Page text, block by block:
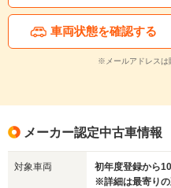
車両状態を確認する
※メールアドレスは
メーカー認定中古車情報
対象車両
初年度登録から
※詳細は最寄りの
※次回問い合わせをす